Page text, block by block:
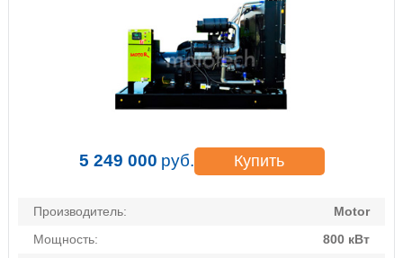
5 249 000 руб. Купить
Производитель:
Motor
Мощность:
800 кВт